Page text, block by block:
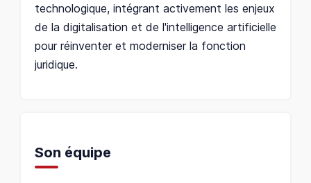
technologique, intégrant activement les enjeux
de la digitalisation et de l'intelligence artificielle
pour réinventer et moderniser la fonction
juridique.
Son équipe